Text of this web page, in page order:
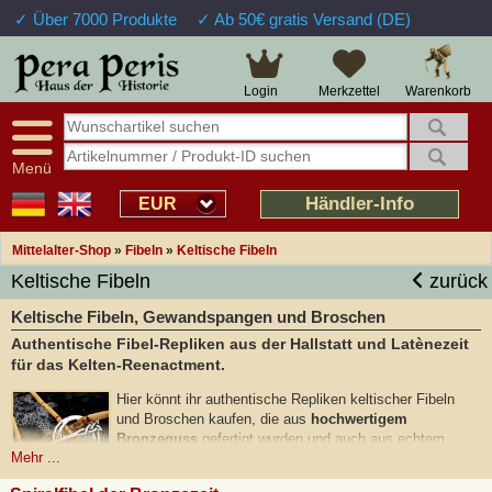
✓ Über 7000 Produkte ✓ Ab 50€ gratis Versand (DE)
Warenkorb
Merkzettel
Login
Menü
EUR Händler-Info
Mittelalter-Shop » Fibeln » Keltische Fibeln
Keltische Fibeln zurück
Keltische Fibeln, Gewandspangen und Broschen
Authentische Fibel-Repliken aus der Hallstatt und Latènezeit
für das Kelten-Reenactment.
Hier könnt ihr authentische Repliken keltischer Fibeln
und Broschen kaufen, die aus hochwertigem
Bronzeguss gefertigt wurden und auch aus echtem
Antike keltische Gewandschließen, die als persönlicher
Mehr ...